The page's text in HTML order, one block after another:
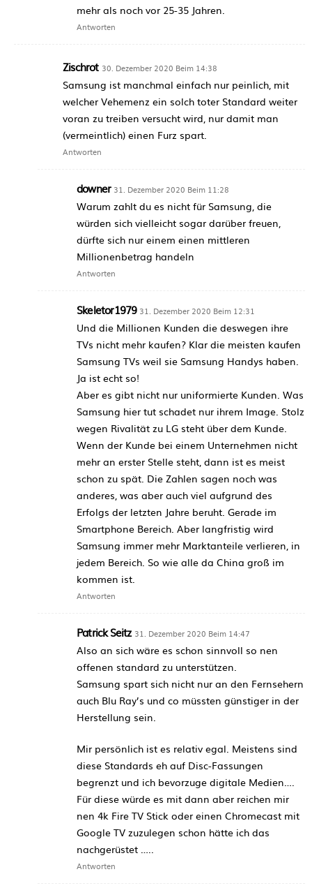
mehr als noch vor 25-35 Jahren.
Antworten
Zischrot 30. Dezember 2020 Beim 14:38
Samsung ist manchmal einfach nur peinlich, mit
welcher Vehemenz ein solch toter Standard weiter
voran zu treiben versucht wird, nur damit man
(vermeintlich) einen Furz spart.
Antworten
downer 31. Dezember 2020 Beim 11:28
Warum zahlt du es nicht für Samsung, die
würden sich vielleicht sogar darüber freuen,
dürfte sich nur einem einen mittleren
Millionenbetrag handeln
Antworten
Skeletor1979 31. Dezember 2020 Beim 12:31
Und die Millionen Kunden die deswegen ihre
TVs nicht mehr kaufen? Klar die meisten kaufen
Samsung TVs weil sie Samsung Handys haben.
Ja ist echt so!
Aber es gibt nicht nur uniformierte Kunden. Was
Samsung hier tut schadet nur ihrem Image. Stolz
wegen Rivalität zu LG steht über dem Kunde.
Wenn der Kunde bei einem Unternehmen nicht
mehr an erster Stelle steht, dann ist es meist
schon zu spät. Die Zahlen sagen noch was
anderes, was aber auch viel aufgrund des
Erfolgs der letzten Jahre beruht. Gerade im
Smartphone Bereich. Aber langfristig wird
Samsung immer mehr Marktanteile verlieren, in
jedem Bereich. So wie alle da China groß im
kommen ist.
Antworten
Patrick Seitz 31. Dezember 2020 Beim 14:47
Also an sich wäre es schon sinnvoll so nen
offenen standard zu unterstützen.
Samsung spart sich nicht nur an den Fernsehern
auch Blu Ray’s und co müssten günstiger in der
Herstellung sein.
Mir persönlich ist es relativ egal. Meistens sind
diese Standards eh auf Disc-Fassungen
begrenzt und ich bevorzuge digitale Medien….
Für diese würde es mit dann aber reichen mir
nen 4k Fire TV Stick oder einen Chromecast mit
Google TV zuzulegen schon hätte ich das
nachgerüstet …..
Antworten